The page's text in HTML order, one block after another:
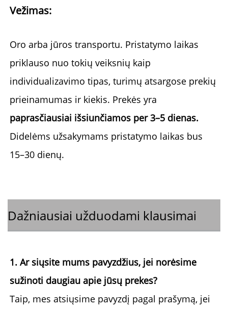
Vežimas:
Oro arba jūros transportu. Pristatymo laikas
priklauso nuo tokių veiksnių kaip
individualizavimo tipas, turimų atsargose prekių
Didelėms užsakymams pristatymo laikas bus
15–30 dienų.
Dažniausiai užduodami klausimai
1. Ar siųsite mums pavyzdžius, jei norėsime
sužinoti daugiau apie jūsų prekes?
Taip, mes atsiųsime pavyzdį pagal prašymą, jei